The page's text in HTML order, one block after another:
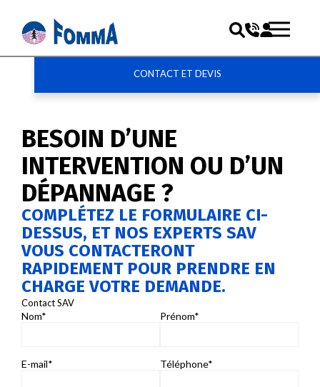
CONTACT ET DEVIS
BESOIN D’UNE
INTERVENTION OU D’UN
DÉPANNAGE ?
COMPLÉTEZ LE FORMULAIRE CI-
DESSUS, ET NOS EXPERTS SAV
VOUS CONTACTERONT
RAPIDEMENT POUR PRENDRE EN
CHARGE VOTRE DEMANDE.
Contact SAV
Nom* Prénom*
E-mail* Téléphone*